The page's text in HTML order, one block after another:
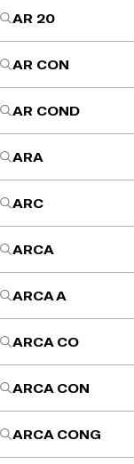
AR 20
AR CON
AR COND
ARA
ARC
ARCA
ARCA A
ARCA CO
ARCA CON
ARCA CONG